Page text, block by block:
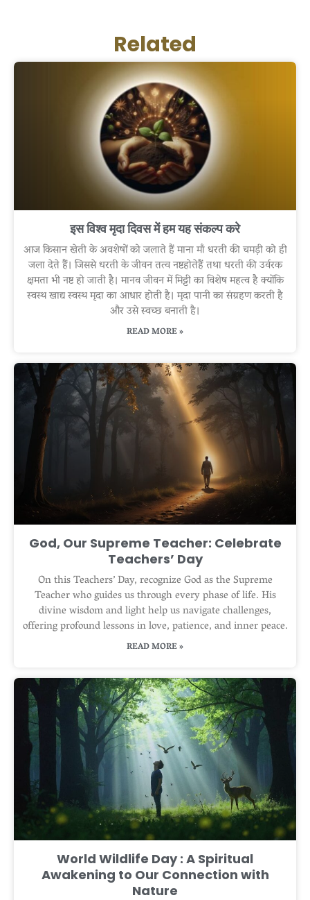
Related
इस विश्व मृदा दिवस में हम यह संकल्प करे
आज किसान खेती के अवशेषों को जलाते हैं माना माँ धरती की चमड़ी को ही
जला देते हैं। जिससे धरती के जीवन तत्व नष्टहोतेहैं तथा धरती की उर्वरक
क्षमता भी नष्ट हो जाती है। मानव जीवन में मिट्टी का विशेष महत्व है क्योंकि
स्वस्थ खाद्य स्वस्थ मृदा का आधार होती है। मृदा पानी का संग्रहण करती है
और उसे स्वच्छ बनाती है।
READ MORE »
God, Our Supreme Teacher: Celebrate
Teachers’ Day
On this Teachers’ Day, recognize God as the Supreme
Teacher who guides us through every phase of life. His
divine wisdom and light help us navigate challenges,
offering profound lessons in love, patience, and inner peace.
READ MORE »
World Wildlife Day : A Spiritual
Awakening to Our Connection with
Nature